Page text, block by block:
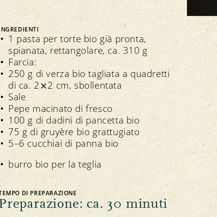
Direttive
Controllo
Importazione
Assicurazione della qualità
Assemblea dei delegati
seno all’associazione
Direttive
Commercio specializzato bio
1 pasta per torte bio già pronta,
spianata, rettangolare, ca. 310 g
Farcia:
250 g di verza bio tagliata a quadretti
di ca. 2⨯2 cm, sbollentata
Sale
Pepe macinato di fresco
100 g di dadini di pancetta bio
75 g di gruyère bio grattugiato
5–6 cucchiai di panna bio
burro bio per la teglia
DI PREPARAZIONE
ca. 30 minuti